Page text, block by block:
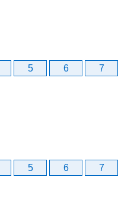
5 6
7
5 6
7